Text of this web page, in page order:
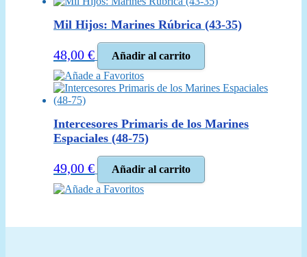
Mil Hijos: Marines Rúbrica (43-35)
48,00 €
Añadir al carrito
Añade a Favoritos
Intercesores Primaris de los Marines
Espaciales (48-75)
49,00 €
Añadir al carrito
Añade a Favoritos